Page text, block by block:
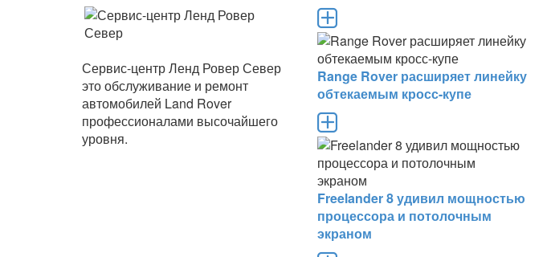
Сервис-центр Ленд Ровер Север
это обслуживание и ремонт
автомобилей Land Rover
профессионалами высочайшего
уровня.
Range Rover расширяет линейку
обтекаемым кросс-купе
Freelander 8 удивил мощностью
процессора и потолочным
экраном